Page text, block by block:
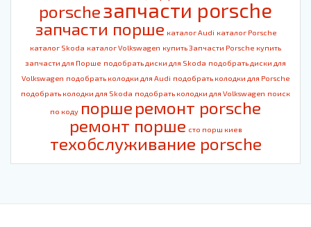
porscheзапчасти porsche
запчасти порше каталог Audi каталог Porsche
каталог Skoda каталог Volkswagen купить Запчасти Porsche купить
запчасти для Порше подобрать диски для Skoda подобрать диски для
Volkswagen подобрать колодки для Audi подобрать колодки для Porsche
подобрать колодки для Skoda подобрать колодки для Volkswagen поиск
по коду порше ремонт porsche
ремонт порше сто порш киев
техобслуживание porsche